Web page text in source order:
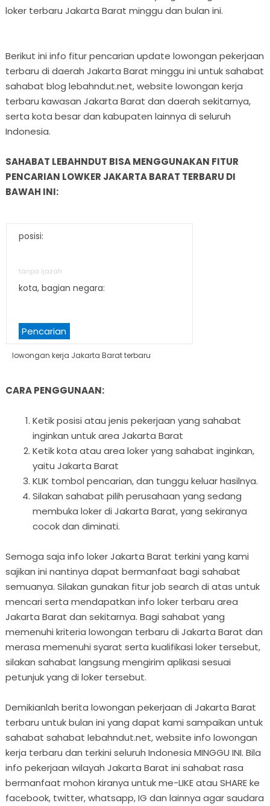
loker terbaru Jakarta Barat minggu dan bulan ini.
Berikut ini info fitur pencarian update lowongan pekerjaan
terbaru di daerah Jakarta Barat minggu ini untuk sahabat
sahabat blog lebahndut.net, website lowongan kerja
terbaru kawasan Jakarta Barat dan daerah sekitarnya,
serta kota besar dan kabupaten lainnya di seluruh
Indonesia.
SAHABAT LEBAHNDUT BISA MENGGUNAKAN FITUR
PENCARIAN LOWKER JAKARTA BARAT TERBARU DI
BAWAH INI:
posisi:
tanpa ijazah
kota, bagian negara:
Pencarian
lowongan kerja Jakarta Barat terbaru
CARA PENGGUNAAN:
Ketik posisi atau jenis pekerjaan yang sahabat
inginkan untuk area Jakarta Barat
Ketik kota atau area loker yang sahabat inginkan,
yaitu Jakarta Barat
KLIK tombol pencarian, dan tunggu keluar hasilnya.
Silakan sahabat pilih perusahaan yang sedang
membuka loker di Jakarta Barat, yang sekiranya
cocok dan diminati.
Semoga saja info loker Jakarta Barat terkini yang kami
sajikan ini nantinya dapat bermanfaat bagi sahabat
semuanya. Silakan gunakan fitur job search di atas untuk
mencari serta mendapatkan info loker terbaru area
Jakarta Barat dan sekitarnya. Bagi sahabat yang
memenuhi kriteria lowongan terbaru di Jakarta Barat dan
merasa memenuhi syarat serta kualifikasi loker tersebut,
silakan sahabat langsung mengirim aplikasi sesuai
petunjuk yang di loker tersebut.
Demikianlah berita lowongan pekerjaan di Jakarta Barat
terbaru untuk bulan ini yang dapat kami sampaikan untuk
sahabat sahabat lebahndut.net, website info lowongan
kerja terbaru dan terkini seluruh Indonesia MINGGU INI. Bila
info pekerjaan wilayah Jakarta Barat ini sahabat rasa
bermanfaat mohon kiranya untuk me-LIKE atau SHARE ke
facebook, twitter, whatsapp, IG dan lainnya agar saudara